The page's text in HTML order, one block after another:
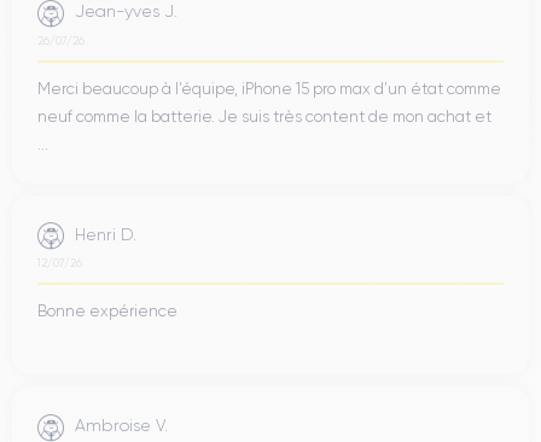
Jean-yves J.
26/07/26
Merci beaucoup à l’équipe, iPhone 15 pro max d’un état comme
neuf comme la batterie. Je suis très content de mon achat et
Henri D.
12/07/26
Bonne expérience
Ambroise V.